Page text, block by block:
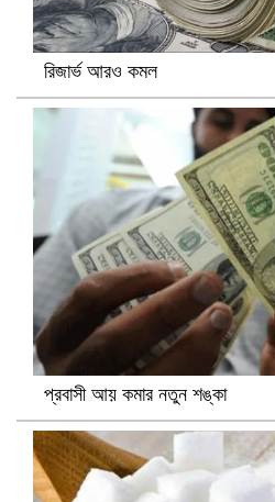
হলিউডে নতুন প্রেমের গুঞ্জন
রিজার্ভ আরও কমল
প্রবাসী আয় কমার নতুন শঙ্কা